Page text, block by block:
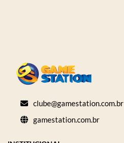
clube@gamestation.com.br
gamestation.com.br